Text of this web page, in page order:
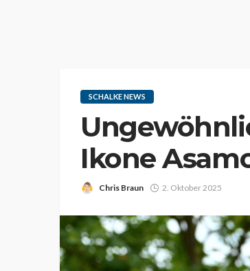
SCHALKE NEWS
Ikone
Chris Braun 2. Oktober 2025